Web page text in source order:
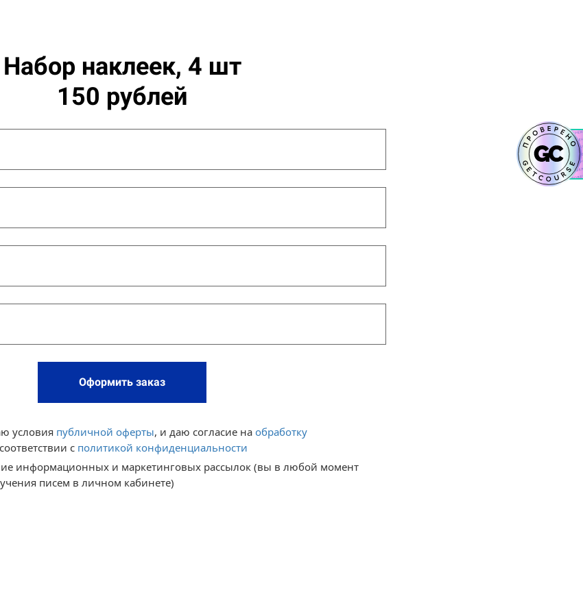
Набор наклеек, 4 шт
150 рублей
Оформить заказ
условия публичной оферты, и даю согласие на обработку
с политикой конфиденциальности
информационных и маркетинговых рассылок (вы в любой момент
писем в личном кабинете)